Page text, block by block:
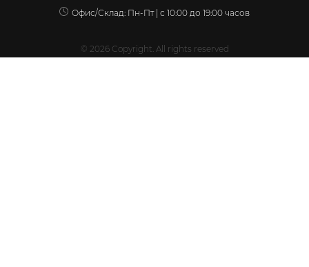
Офис/Склад: Пн-Пт | с 10:00 до 19:00 часов
© 2026 Copyright. All rights reserved